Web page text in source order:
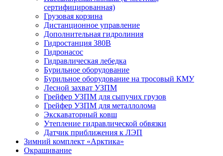
сертифицированная)
Грузовая корзина
Дистанционное управление
Дополнительная гидролиния
Гидростанция 380В
Гидронасос
Гидравлическая лебедка
Бурильное оборудование
Бурильное оборудование на тросовый КМУ
Лесной захват УЗПМ
Грейфер УЗПМ для сыпучих грузов
Грейфер УЗПМ для металлолома
Экскаваторный ковш
Утепление гидравлической обвязки
Датчик приближения к ЛЭП
Зимний комплект «Арктика»
Окрашивание